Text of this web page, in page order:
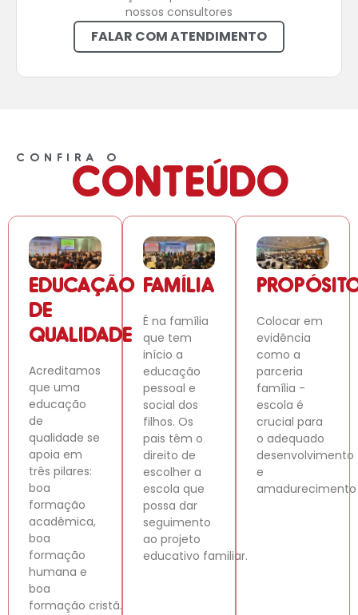
nossos consultores
FALAR COM ATENDIMENTO
CONFIRA O
CONTEÚDO
EDUCAÇÃO
DE
QUALIDADE
Acreditamos
que uma
educação
de
qualidade se
apoia em
três pilares:
boa
formação
acadêmica,
boa
formação
humana e
boa
formação cristã.
FAMÍLIA
É na família
que tem
início a
educação
pessoal e
social dos
filhos. Os
pais têm o
direito de
escolher a
escola que
possa dar
seguimento
ao projeto
educativo familiar.
Colocar em
evidência
como a
parceria
família -
escola é
crucial para
o adequado
desenvolvimento
e